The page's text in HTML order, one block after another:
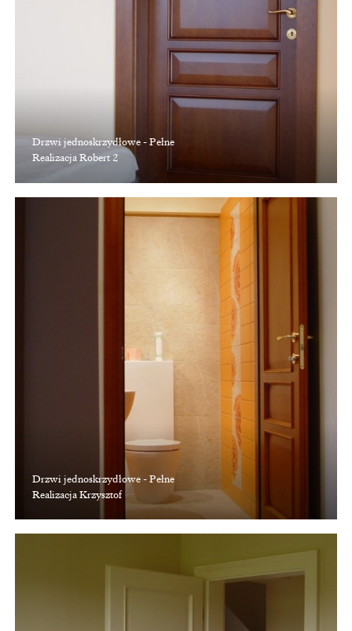
Drzwi jednoskrzydłowe - Pełne
Realizacja Robert 2
Drzwi jednoskrzydłowe - Pełne
Realizacja Krzysztof